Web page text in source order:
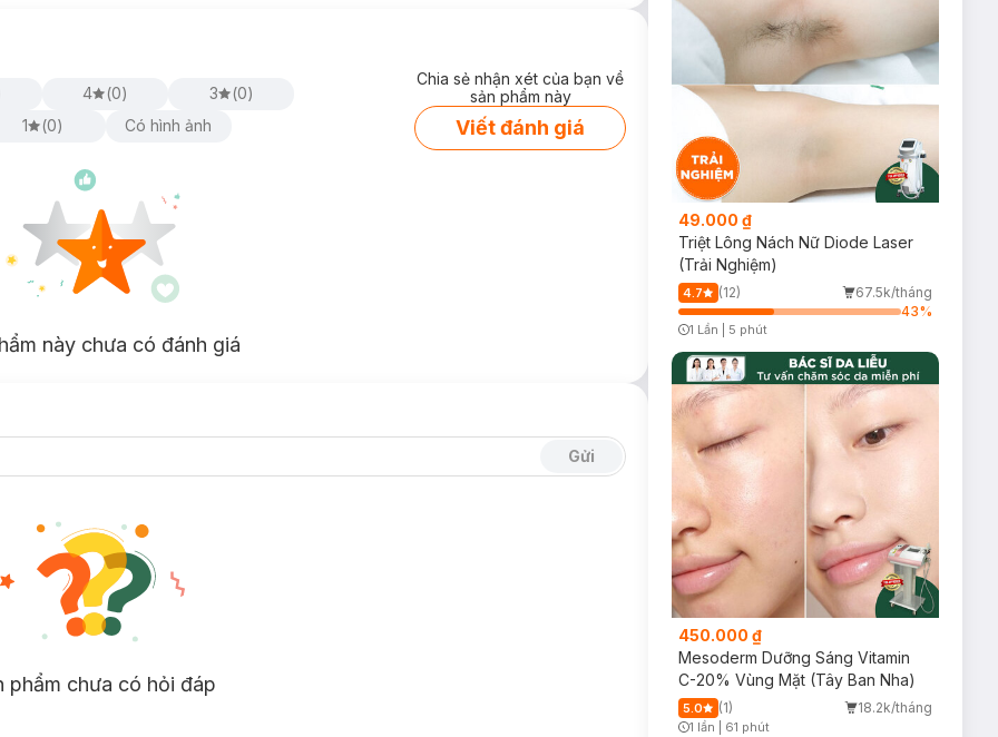
thời duy giúp duy trì độ ẩm, mang đến cho bạn làn da mềm mại, ẩm mượt ngay
4 (0) 3 (0)
1 (0) Có hình ảnh
Chia sẻ nhận xét của bạn về
sản phẩm này
Viết đánh giá
này chưa có đánh giá
Gửi
phẩm chưa có hỏi đáp
49.000 ₫
Triệt Lông Nách Nữ Diode Laser
(Trải Nghiệm)
4.7 (12)
67.5k/tháng
43%
Timer Gray Icon
1 Lần 5 phút
450.000 ₫
Mesoderm Dưỡng Sáng Vitamin
C-20% Vùng Mặt (Tây Ban Nha)
5.0 (1) 18.2k/tháng
1 lần 61 phút